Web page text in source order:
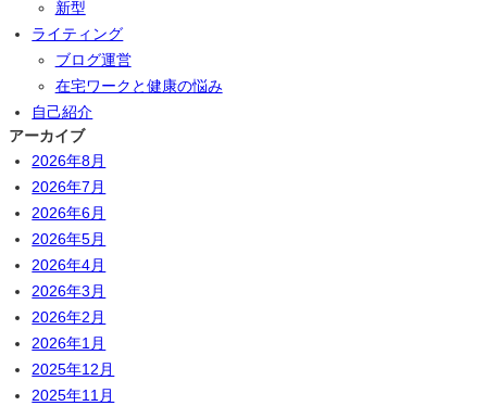
新型
ライティング
ブログ運営
在宅ワークと健康の悩み
自己紹介
アーカイブ
2026年8月
2026年7月
2026年6月
2026年5月
2026年4月
2026年3月
2026年2月
2026年1月
2025年12月
2025年11月